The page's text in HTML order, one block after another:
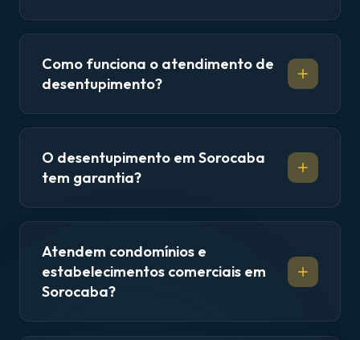
Como funciona o atendimento de
desentupimento?
O desentupimento em Sorocaba
tem garantia?
Atendem condomínios e
estabelecimentos comerciais em
Sorocaba?